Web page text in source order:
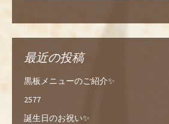
最近の投稿
黒板メニューのご紹介✨
2577
誕生日のお祝い✨